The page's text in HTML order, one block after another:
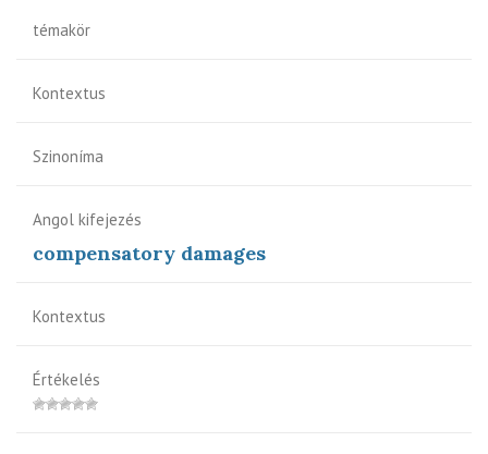
témakör
Kontextus
Szinoníma
Angol kifejezés
compensatory damages
Kontextus
Értékelés